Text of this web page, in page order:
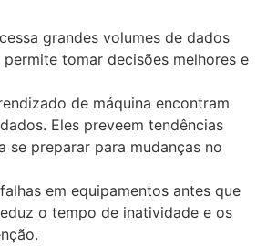
grandes volumes de dados
permite tomar decisões melhores e
de máquina encontram
Eles preveem tendências
se preparar para mudanças no
em equipamentos antes que
o tempo de inatividade e os